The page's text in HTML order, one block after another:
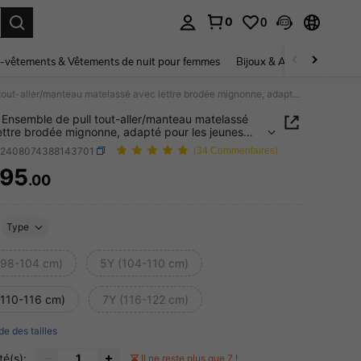
0 0
vêtements & Vêtements de nuit pour femmes Bijoux & Accessoires pour
SHEIN Ensemble de pull tout-aller/manteau matelassé avec lettre brodée mignonne, adapté pour les jeunes garçons, style académique, confortable, doux, élégant, design unique
Ensemble de pull tout-aller/manteau matelassé
brodée mignonne, adapté pour les jeunes
style académique, confortable, doux, élégant,
unique
(34 Commentaires)
AND AVAILABILITY
.00
Type
104 cm) 5Y (104-110 cm)
116 cm) 7Y (116-122 cm)
des tailles
Il ne reste plus que 7 !